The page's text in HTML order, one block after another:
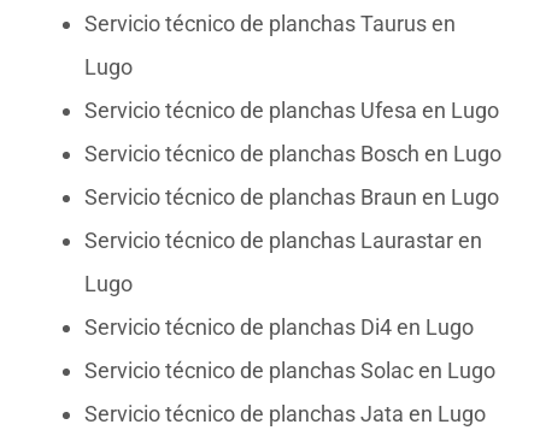
Servicio técnico de planchas Taurus en
Lugo
Servicio técnico de planchas Ufesa en Lugo
Servicio técnico de planchas Bosch en Lugo
Servicio técnico de planchas Braun en Lugo
Servicio técnico de planchas Laurastar en
Lugo
Servicio técnico de planchas Di4 en Lugo
Servicio técnico de planchas Solac en Lugo
Servicio técnico de planchas Jata en Lugo